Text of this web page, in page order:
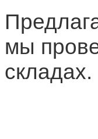
мы
складах.